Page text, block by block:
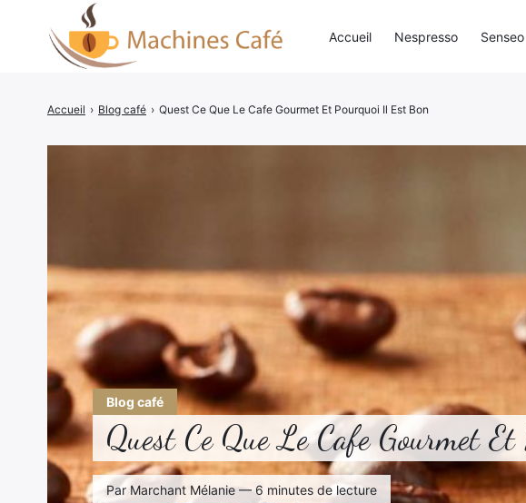
Blog café
Quest Ce Que Le Cafe Gourmet
Par Marchant Mélanie — 6 minutes de lecture
Accueil › Blog café › Quest Ce Que Le Cafe Gourmet Et Pourquoi Il Est Bon
Accueil Nespresso Senseo